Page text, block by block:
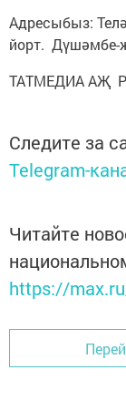
Адресыбыз:
йорт. Дүшәмбе-
ТАТМЕДИА АҖ
Следите за
Telegram-
Читайте
https://